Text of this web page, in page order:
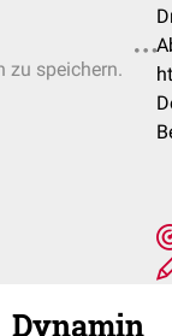
zu speichern.
Dynamin